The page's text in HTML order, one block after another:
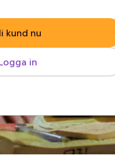
kund nu
in